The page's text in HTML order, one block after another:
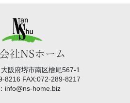
阪府堺市南区檜尾567-1
8216 FAX:072-289-8217
info@ns-home.biz